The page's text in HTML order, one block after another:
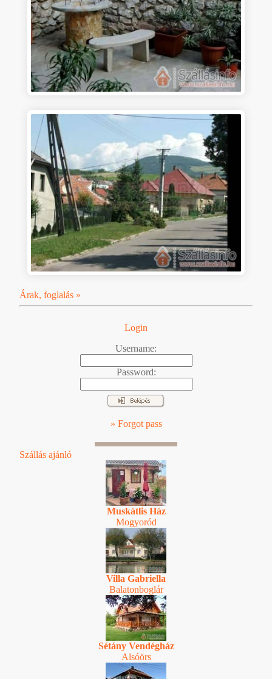
Árak, foglalás »
Login
Username:
Password:
» Forgot pass
Szállás ajánló
Muskátlis Ház
Mogyoród
Villa Gabriella
Balatonboglár
Sétány Vendégház
Alsóörs